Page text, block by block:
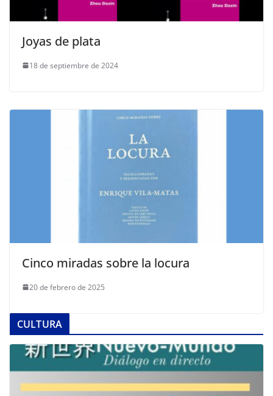
Joyas de plata
18 de septiembre de 2024
Cinco miradas sobre la locura
20 de febrero de 2025
CULTURA